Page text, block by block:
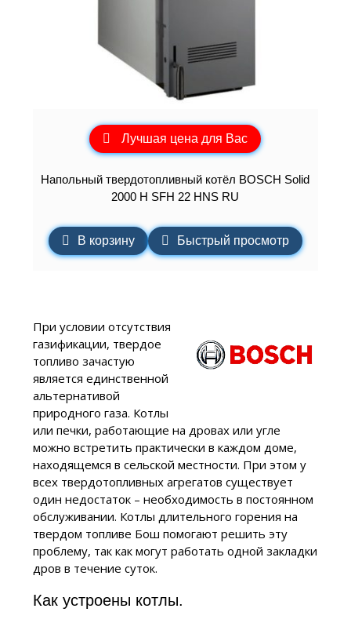
Лучшая цена для Вас
Напольный твердотопливный котёл BOSCH Solid
2000 H SFH 22 HNS RU
В корзину Быстрый просмотр
При условии отсутствия
газификации, твердое
топливо зачастую
является единственной
альтернативой
природного газа. Котлы
или печки, работающие на дровах или угле
можно встретить практически в каждом доме,
находящемся в сельской местности. При этом у
всех твердотопливных агрегатов существует
один недостаток – необходимость в постоянном
обслуживании. Котлы длительного горения на
твердом топливе Бош помогают решить эту
проблему, так как могут работать одной закладки
дров в течение суток.
Как устроены котлы.